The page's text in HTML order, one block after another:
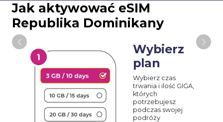
Jak aktywować eSIM
Republika Dominikany
Wybierz
plan
Wybierz czas
trwania i ilość GIGA,
których
potrzebujesz
podczas swojej
podróży